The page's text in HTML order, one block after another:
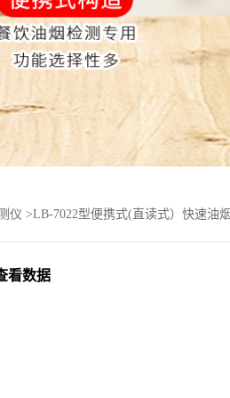
仪 >LB-7022型便携式(直读式）快速油
看数据